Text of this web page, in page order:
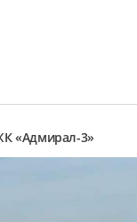
«Адмирал-3»